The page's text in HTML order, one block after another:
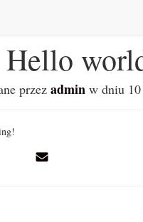
Hello
przez admin w dniu